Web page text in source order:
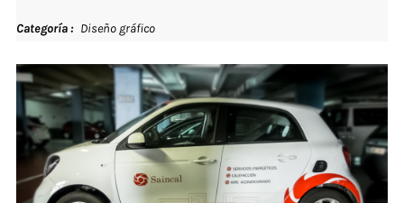
Categoría Diseño gráfico